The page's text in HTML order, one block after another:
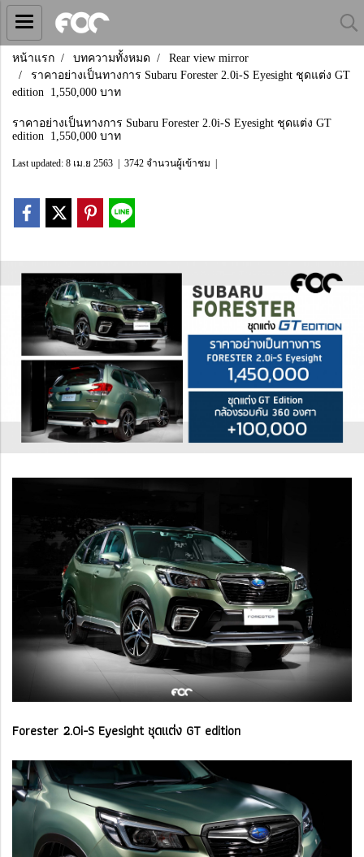
หน้าแรก บทความทั้งหมด
Rear view mirror
ราคาอย่างเป็นทางการ Subaru Forester 2.0i-S Eyesight ชุดแต่ง GT
edition 1,550,000 บาท
ราคาอย่างเป็นทางการ Subaru Forester 2.0i-S Eyesight ชุดแต่ง GT
edition 1,550,000 บาท
Last updated: 8 เม.ย 2563 3742 จำนวนผู้เข้าชม
Forester 2.0i-S Eyesight ชุดแต่ง GT edition